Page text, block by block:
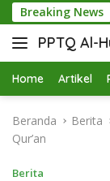
Breaking News
STIT
PPTQ Al-
Bukit
Home Artikel
Beranda Berita
Qur’an
Berita